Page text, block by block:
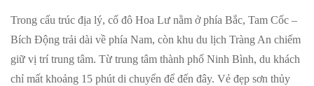
Trong cấu trúc địa lý, cố đô Hoa Lư nằm ở phía Bắc, Tam Cốc –
Bích Động trải dài về phía Nam, còn khu du lịch Tràng An chiếm
giữ vị trí trung tâm. Từ trung tâm thành phố Ninh Bình, du khách
chỉ mất khoảng 15 phút di chuyển để đến đây. Vẻ đẹp sơn thủy